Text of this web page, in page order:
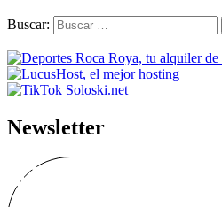
Buscar:
Newsletter
Alta